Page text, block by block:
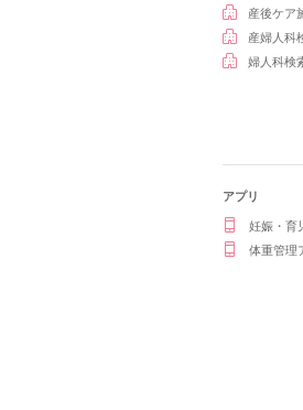
産後ケア
産婦人科
婦人科検
アプリ
妊娠・育
体重管理